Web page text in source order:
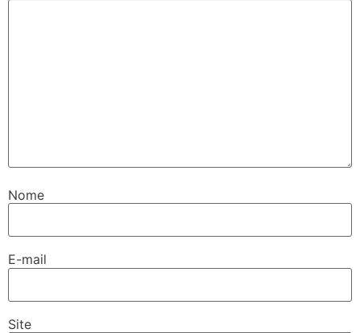
Nome
E-mail
Site